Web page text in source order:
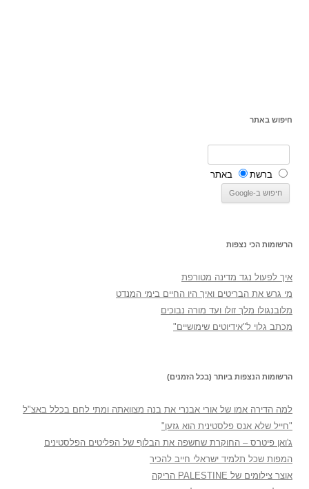
חיפוש באתר
ברשת באתר
הרשומות הכי נצפות
איך לפעול נגד מדינה מטורפת
מי גרש את הבריטים ואיך היו החיים בימי המנדט
מלובנגולו מלך זולו ועד מורה נבוכים
מכתב גלוי ל"אידיוטים שימושיים"
הרשומות הנצפות ביותר (בכל הזמנים)
למה הדירה אמו של אורי אבנרי את בנה מצוואתה ומתי לחם בכלל באצ"ל
"חייל שלא אנס פלסטינית הוא גזען"
ג'ואן פיטרס – החוקרת שחשפה את הבלוף של הפליטים הפלסטינים
המפות שכל תלמיד ישראלי חייב להכיר
אוצר צילומים של PALESTINE הריקה